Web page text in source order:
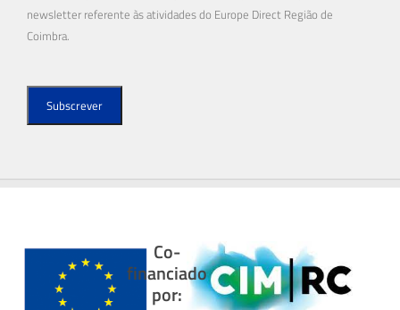
newsletter referente às atividades do Europe Direct Região de
Coimbra.
Co-
financiado
por: